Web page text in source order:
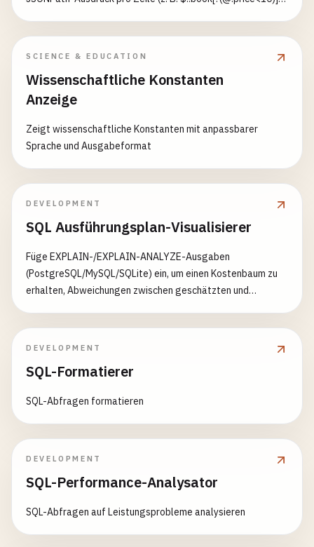
([0:5:2]) und negative Indizes.
SCIENCE & EDUCATION
Wissenschaftliche Konstanten
Anzeige
Zeigt wissenschaftliche Konstanten mit anpassbarer
Sprache und Ausgabeformat
DEVELOPMENT
SQL Ausführungsplan-Visualisierer
Füge EXPLAIN-/EXPLAIN-ANALYZE-Ausgaben
(PostgreSQL/MySQL/SQLite) ein, um einen Kostenbaum zu
erhalten, Abweichungen zwischen geschätzten und
DEVELOPMENT
SQL-Formatierer
SQL-Abfragen formatieren
DEVELOPMENT
SQL-Performance-Analysator
SQL-Abfragen auf Leistungsprobleme analysieren